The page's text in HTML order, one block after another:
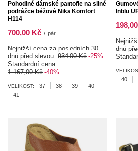
Pohodlné dámské pantofle na silné
podrážce béžové Nika Komfort
H114
700,00 Kč / pár
Nejnižší cena za posledních 30
dnů před slevou: 934,00 Kč -25%
Standardní cena:
1 167,00 Kč -40%
VELIKOST: 37 38 39
40
41
Inblu
dnů
40